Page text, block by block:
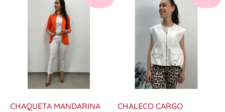
CHAQUETA MANDARINA CHALECO CARGO